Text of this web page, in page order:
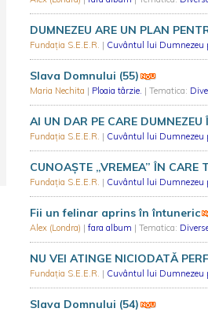
DUMNEZEU ARE UN PLAN
Fundația S.E.E.R. | Cuvântul lui Dumnezeu
Slava Domnului (55)
Maria Nechita | Ploaia târzie. | Tematica:
AI UN DAR PE CARE DUMNEZEU
Fundația S.E.E.R. | Cuvântul lui Dumnezeu
CUNOAȘTE „VREMEA” ÎN CARE
Fundația S.E.E.R. | Cuvântul lui Dumnezeu
Fii un felinar aprins în întuneric
Alex (Londra) | fara album | Tematica:
NU VEI ATINGE NICIODATĂ
Fundația S.E.E.R. | Cuvântul lui Dumnezeu
Slava Domnului (54)